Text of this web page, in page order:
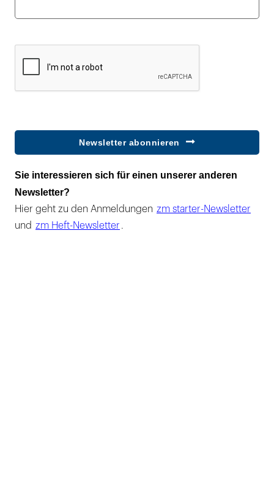
Newsletter abonnieren
Sie interessieren sich für einen unserer anderen
Newsletter?
Hier geht zu den Anmeldungen zm starter-Newsletter
und zm Heft-Newsletter .